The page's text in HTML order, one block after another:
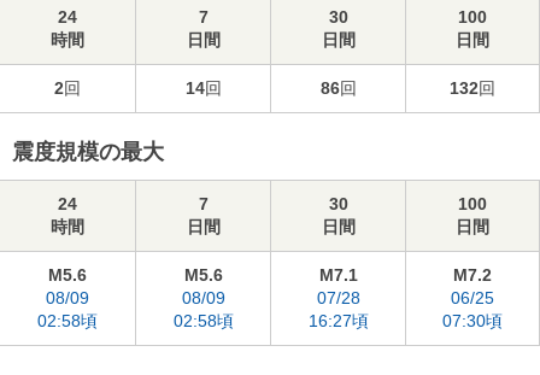
24
時間
7
日間
30
日間
100
日間
2回 14回 86回 132回
震度規模の最大
24
時間
7
日間
30
日間
100
日間
M5.6
08/09
02:58頃
M5.6
08/09
02:58頃
M7.1
07/28
16:27頃
M7.2
06/25
07:30頃